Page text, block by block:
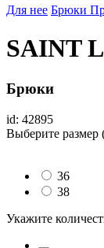
Для нее Брюки
SAINT
Брюки
id: 42895
Выберите размер
36
38
Укажите